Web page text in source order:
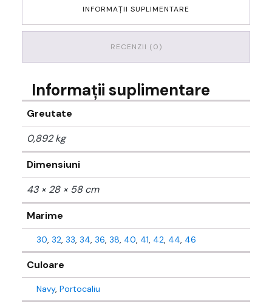
INFORMAȚII SUPLIMENTARE
RECENZII (0)
Informații suplimentare
Greutate
0,892 kg
Dimensiuni
43 × 28 × 58 cm
Marime
30, 32, 33, 34, 36, 38, 40, 41, 42, 44, 46
Culoare
Navy, Portocaliu